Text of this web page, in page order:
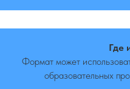
Где
Формат может
образовательных